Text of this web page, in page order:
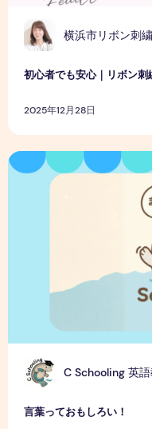
横浜市リボン刺
初心者でも安心｜リボン
2025年12月28日
C
言葉っておもしろい！
言葉っておもしろい！